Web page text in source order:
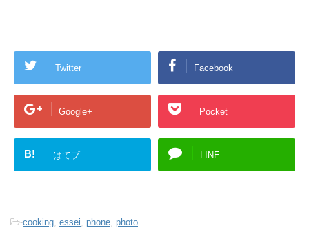
Twitter Facebook
Google+ Pocket
B! はてブ LINE
-cooking, essei, phone, photo